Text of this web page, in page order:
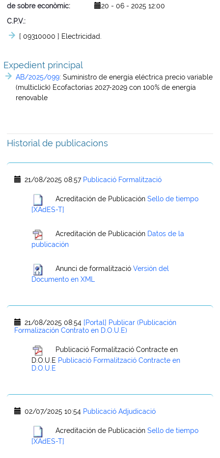
de sobre econòmic
20 - 06 - 2025 12:00
C.P.V.
[ 09310000 ] Electricidad.
Expedient principal
AB/2025/099: Suministro de energía eléctrica precio variable
(multiclick) Ecofactorías 2027-2029 con 100% de energía
renovable
Historial de publicacions
21/08/2025 08:57 Publicació Formalització
Acreditación de Publicación Sello de tiempo
[XAdES-T]
Acreditación de Publicación Datos de la
publicación
Anunci de formalització Versión del
Documento en XML
21/08/2025 08:54 [Portal] Publicar (Publicación
Formalización Contrato en D.O.U.E)
Publicació Formalització Contracte en
D.O.U.E Publicació Formalització Contracte en
D.O.U.E
02/07/2025 10:54 Publicació Adjudicació
Acreditación de Publicación Sello de tiempo
[XAdES-T]